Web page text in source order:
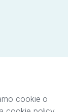
cookie o